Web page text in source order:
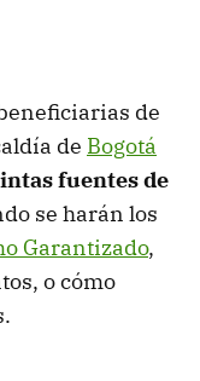
de
de Bogotá
fuentes de
se harán los
Garantizado,
o cómo